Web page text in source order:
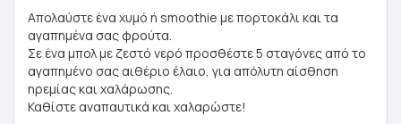
Απολαύστε ένα χυμό ή smoothie με πορτοκάλι και τα
αγαπημένα σας φρούτα.
Σε ένα μπολ με ζεστό νερό προσθέστε 5 σταγόνες από το
αγαπημένο σας αιθέριο έλαιο, για απόλυτη αίσθηση
ηρεμίας και χαλάρωσης.
Καθίστε αναπαυτικά και χαλαρώστε!